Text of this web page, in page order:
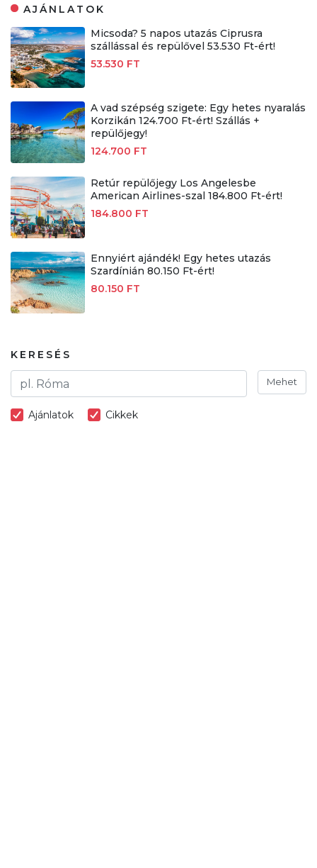
AJÁNLATOK
Micsoda? 5 napos utazás Ciprusra
szállással és repülővel 53.530 Ft-ért!
53.530 FT
A vad szépség szigete: Egy hetes nyaralás
Korzikán 124.700 Ft-ért! Szállás +
repülőjegy!
124.700 FT
Retúr repülőjegy Los Angelesbe
American Airlines-szal 184.800 Ft-ért!
184.800 FT
Ennyiért ajándék! Egy hetes utazás
Szardínián 80.150 Ft-ért!
80.150 FT
KERESÉS
Mehet
Ajánlatok Cikkek